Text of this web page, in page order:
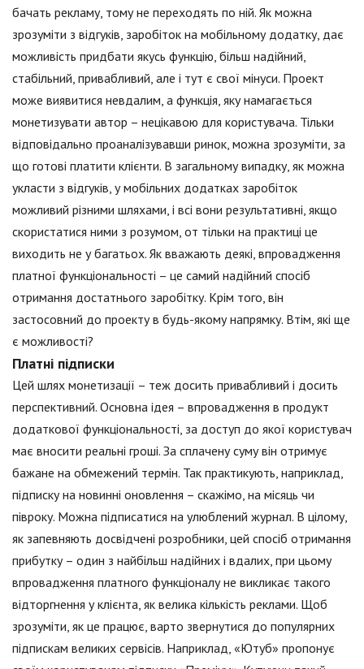
бачать рекламу, тому не переходять по ній. Як можна
зрозуміти з відгуків, заробіток на мобільному додатку, дає
можливість придбати якусь функцію, більш надійний,
стабільний, привабливий, але і тут є свої мінуси. Проект
може виявитися невдалим, а функція, яку намагається
монетизувати автор – нецікавою для користувача. Тільки
відповідально проаналізувавши ринок, можна зрозуміти, за
що готові платити клієнти. В загальному випадку, як можна
укласти з відгуків, у мобільних додатках заробіток
можливий різними шляхами, і всі вони результативні, якщо
скористатися ними з розумом, от тільки на практиці це
виходить не у багатьох. Як вважають деякі, впровадження
платної функціональності – це самий надійний спосіб
отримання достатнього заробітку. Крім того, він
застосовний до проекту в будь-якому напрямку. Втім, які ще
є можливості?
Платні підписки
Цей шлях монетизації – теж досить привабливий і досить
перспективний. Основна ідея – впровадження в продукт
додаткової функціональності, за доступ до якої користувач
має вносити реальні гроші. За сплачену суму він отримує
бажане на обмежений термін. Так практикують, наприклад,
підписку на новинні оновлення – скажімо, на місяць чи
півроку. Можна підписатися на улюблений журнал. В цілому,
як запевняють досвідчені розробники, цей спосіб отримання
прибутку – один з найбільш надійних і вдалих, при цьому
впровадження платного функціоналу не викликає такого
відторгнення у клієнта, як велика кількість реклами. Щоб
зрозуміти, як це працює, варто звернутися до популярних
підпискам великих сервісів. Наприклад, «Ютуб» пропонує